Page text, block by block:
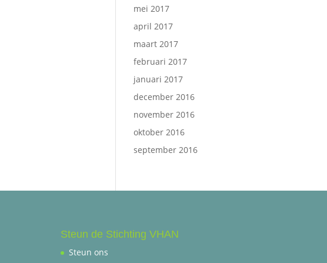
mei 2017
april 2017
maart 2017
februari 2017
januari 2017
december 2016
november 2016
oktober 2016
september 2016
Steun de Stichting VHAN
Steun ons